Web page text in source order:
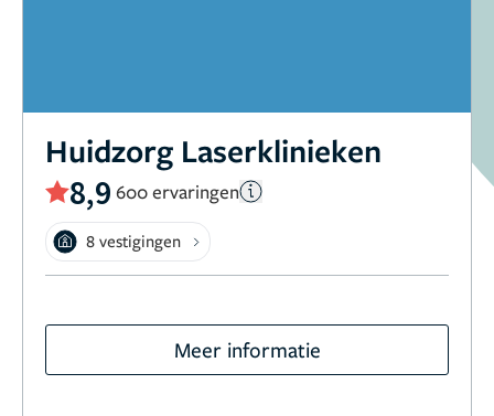
Huidzorg Laserklinieken
8,9 600 ervaringen
8 vestigingen
Meer informatie